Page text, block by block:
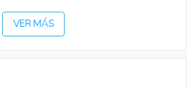
VER MÁS